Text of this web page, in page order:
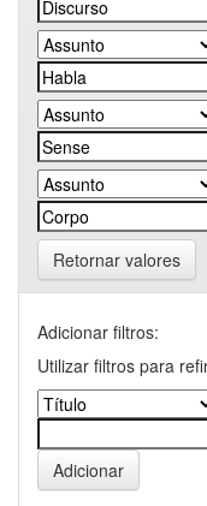
Retornar valores
Adicionar filtros:
Utilizar filtros para